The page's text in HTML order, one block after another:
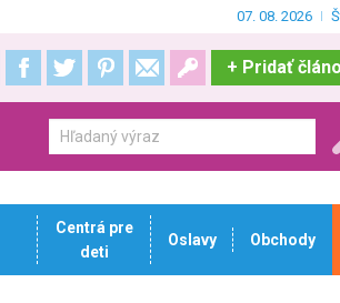
07. 08. 2026
+ Pridať
Centrá pre
deti
Oslavy Obchody